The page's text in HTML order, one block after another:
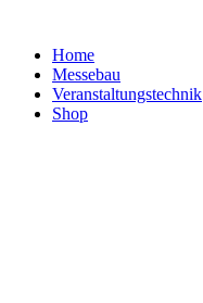
Home
Messebau
Veranstaltungs­technik
Shop